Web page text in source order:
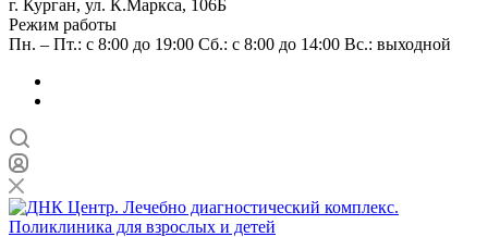
г. Курган, ул. К.Маркса, 106Б
Режим работы
Пн. – Пт.: с 8:00 до 19:00 Сб.: с 8:00 до 14:00 Вс.: выходной